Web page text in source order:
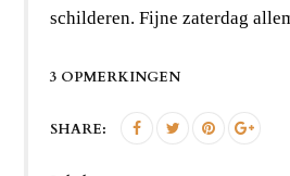
schilderen. Fijne zaterdag
3 OPMERKINGEN
SHARE: